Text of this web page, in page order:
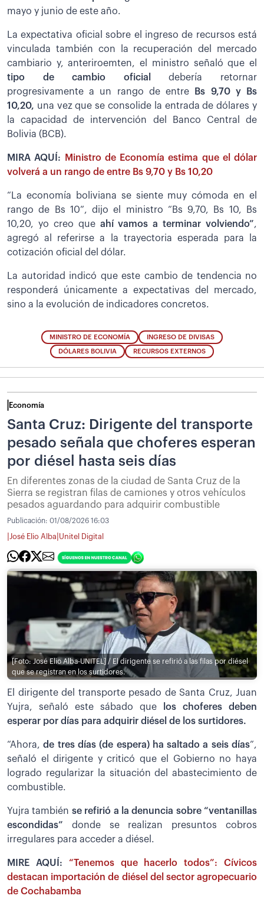
mayo y junio de este año.
La expectativa oficial sobre el ingreso de recursos está
vinculada también con la recuperación del mercado
cambiario y, anteriroemten, el ministro señaló que el
tipo de cambio oficial
debería retornar
progresivamente a un rango de entre
Bs 9,70 y Bs
10,20, una vez que se consolide la entrada de dólares y
la capacidad de intervención del Banco Central de
Bolivia (BCB).
MIRA AQUÍ:
Ministro de Economía estima que el dólar
volverá a un rango de entre Bs 9,70 y Bs 10,20
“La economía boliviana se siente muy cómoda en el
rango de Bs 10”, dijo el ministro “Bs 9,70, Bs 10, Bs
10,20, yo creo que ahí vamos a terminar volviendo”,
agregó al referirse a la trayectoria esperada para la
cotización oficial del dólar.
La autoridad indicó que este cambio de tendencia no
responderá únicamente a expectativas del mercado,
sino a la evolución de indicadores concretos.
MINISTRO DE ECONOMÍA INGRESO DE DIVISAS
DÓLARES BOLIVIA RECURSOS EXTERNOS
Economía
Santa Cruz: Dirigente del transporte
pesado señala que choferes esperan
por diésel hasta seis días
En diferentes zonas de la ciudad de Santa Cruz de la
Sierra se registran filas de camiones y otros vehículos
pesados aguardando para adquirir combustible
Publicación: 01/08/2026 16:03
José Elio Alba Unitel Digital
[Foto: José Elio Alba-UNITEL] / El dirigente se refirió a las filas por diésel
que se registran en los surtidores.
El dirigente del transporte pesado de Santa Cruz, Juan
Yujra, señaló este sábado que
los choferes deben
esperar por días para adquirir diésel de los surtidores.
“Ahora,de tres días (de espera) ha saltado a seis días”,
señaló el dirigente y criticó que el Gobierno no haya
logrado regularizar la situación del abastecimiento de
combustible.
Yujra también se refirió a la denuncia sobre “ventanillas
escondidas” donde se realizan presuntos cobros
irregulares para acceder a diésel.
MIRE AQUÍ: “Tenemos que hacerlo todos”: Cívicos
destacan importación de diésel del sector agropecuario
de Cochabamba